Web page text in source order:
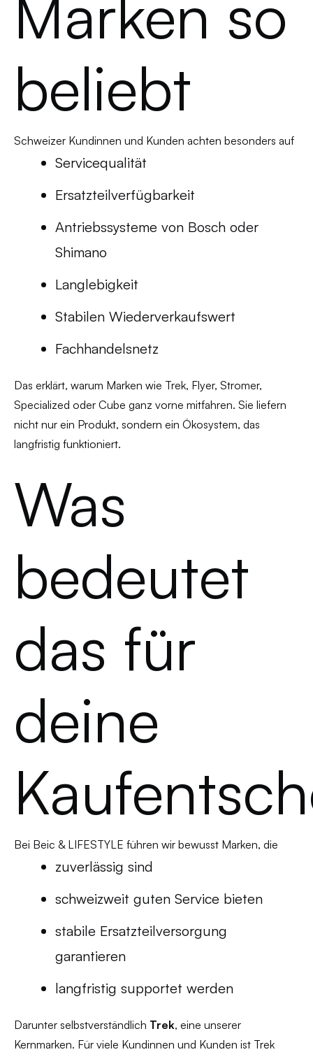
Marken so
beliebt
Schweizer Kundinnen und Kunden achten besonders auf
Servicequalität
Ersatzteilverfügbarkeit
Antriebssysteme von Bosch oder
Shimano
Langlebigkeit
Stabilen Wiederverkaufswert
Fachhandelsnetz
Das erklärt, warum Marken wie Trek, Flyer, Stromer,
Specialized oder Cube ganz vorne mitfahren. Sie liefern
nicht nur ein Produkt, sondern ein Ökosystem, das
langfristig funktioniert.
Was
bedeutet
das für
deine
Bei Beic & LIFESTYLE führen wir bewusst Marken, die
zuverlässig sind
schweizweit guten Service bieten
stabile Ersatzteilversorgung
garantieren
langfristig supportet werden
Darunter selbstverständlich Trek, eine unserer
Kernmarken. Für viele Kundinnen und Kunden ist Trek